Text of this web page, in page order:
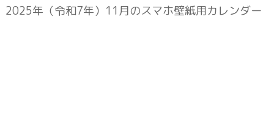
2025年（令和7年）11月のスマホ壁紙用カレンダー